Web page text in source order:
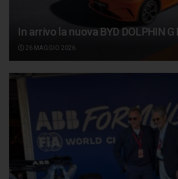
In arrivo la nuova BYD DOLPHIN G
26 MAGGIO 2026